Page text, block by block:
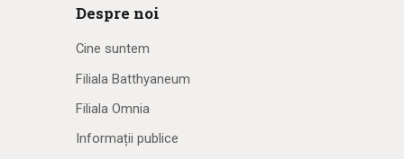
Despre noi
Cine suntem
Filiala Batthyaneum
Filiala Omnia
Informații publice